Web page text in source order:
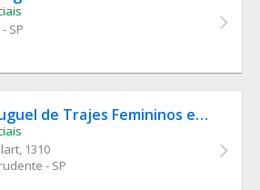
SP
Noiva e Festa Aluguel de Trajes Femininos e Masculinos
, 1310
- SP